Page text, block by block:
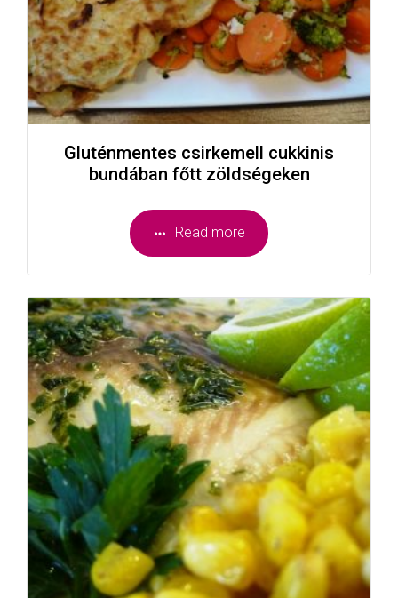
Gluténmentes csirkemell cukkinis
bundában főtt zöldségeken
Read more